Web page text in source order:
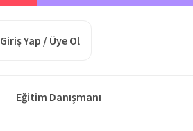
Giriş Yap / Üye Ol
Eğitim Danışmanı